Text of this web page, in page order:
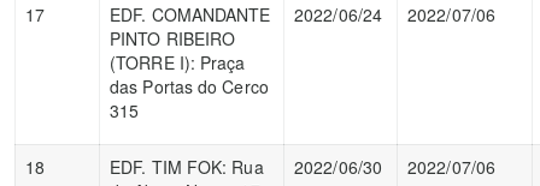
17
EDF. COMANDANTE
PINTO RIBEIRO
(TORRE I): Praça
das Portas do Cerco
315
2022/06/24 2022/07/06
18
EDF. TIM FOK: Rua
2022/06/30 2022/07/06